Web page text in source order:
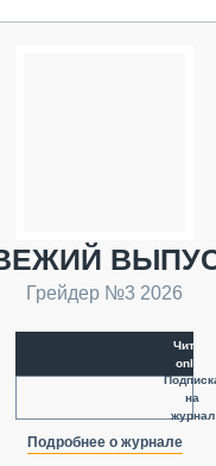
Грейдер №3 2026
Читать
online
на
журнал
Подробнее о журнале